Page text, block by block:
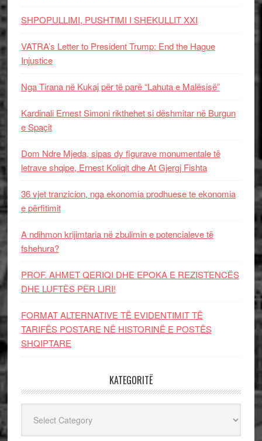
SHPOPULLIMI, PUSHTIMI I SHEKULLIT XXI
VATRA’s Letter to President Trump: End the Hague
Injustice
Nga Tirana në Kukaj për të parë “Lahuta e Malësisë”
Kardinali Ernest Simoni rikthehet si dëshmitar në Burgun
e Spaçit
Dom Ndre Mjeda, sipas dy figurave monumentale të
letrave shqipe, Ernest Koliqit dhe At Gjergj Fishta
36 vjet tranzicion, nga ekonomia prodhuese te ekonomia
e përfitimit
A ndihmon krijimtaria në zbulimin e potencialeve të
fshehura?
PROF. AHMET QERIQI DHE EPOKA E REZISTENCЁS
DHE LUFTЁS PЁR LIRI!
FORMAT ALTERNATIVE TË EVIDENTIMIT TË
TARIFËS POSTARE NË HISTORINË E POSTËS
SHQIPTARE
KATEGORITË